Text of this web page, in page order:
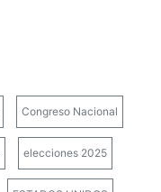
Congreso Nacional
elecciones 2025